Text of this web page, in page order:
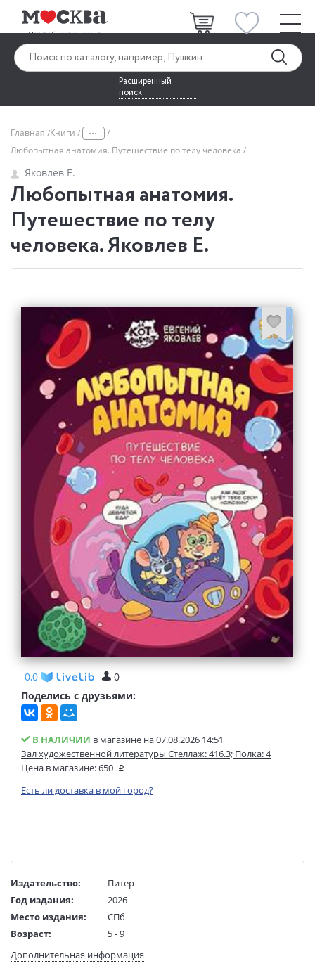
Расширенный
поиск
Главная Книги ...
Любопытная анатомия. Путешествие по телу человека
Яковлев Е.
Любопытная анатомия.
Путешествие по телу
человека. Яковлев Е.
0,0
0
Поделись с друзьями:
В НАЛИЧИИ в магазине на 07.08.2026 14:51
Зал художественной литературы Стеллаж: 416.3; Полка: 4
Цена в магазине:650
Есть ли доставка в мой город?
Издательство:
Питер
Год издания:
2026
Место издания:
СПб
Возраст:
5 - 9
Язык текста:
русский
Дополнительная информация